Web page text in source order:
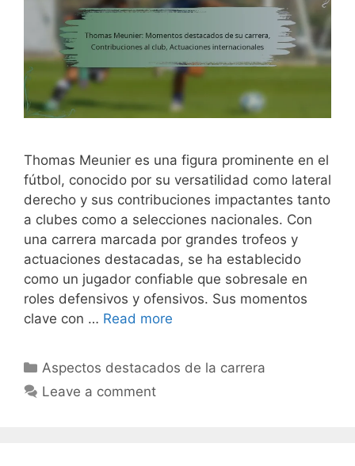
Thomas Meunier es una figura prominente en el
fútbol, conocido por su versatilidad como lateral
derecho y sus contribuciones impactantes tanto
a clubes como a selecciones nacionales. Con
una carrera marcada por grandes trofeos y
actuaciones destacadas, se ha establecido
como un jugador confiable que sobresale en
roles defensivos y ofensivos. Sus momentos
clave con … Read more
Categories
Aspectos destacados de la carrera
Leave a comment